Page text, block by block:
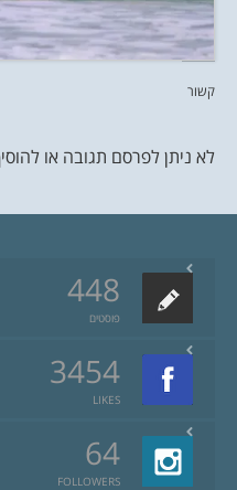
קשור
לא ניתן לפרסם תגובה או
448
פוסטים
3454
LIKES
64
FOLLOWERS